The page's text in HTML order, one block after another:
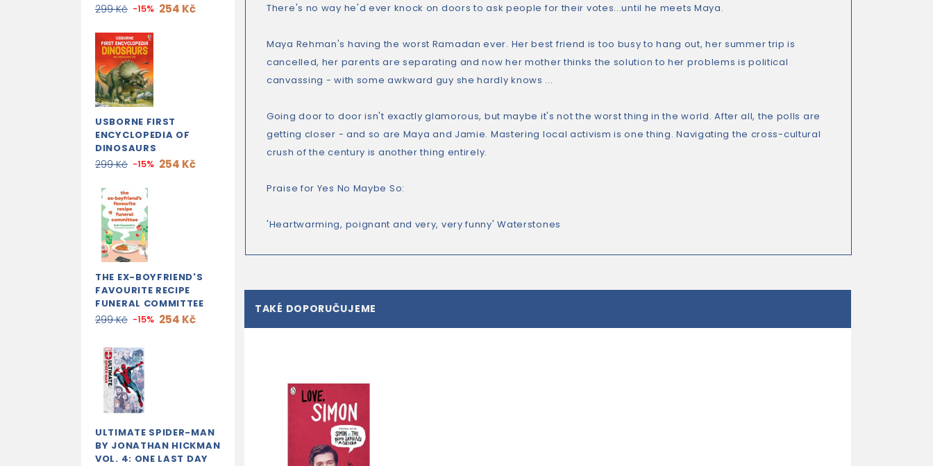
299 Kč -15% 254 Kč
USBORNE FIRST
ENCYCLOPEDIA OF
DINOSAURS
299 Kč -15% 254 Kč
THE EX-BOYFRIEND'S
FAVOURITE RECIPE
FUNERAL COMMITTEE
299 Kč -15% 254 Kč
ULTIMATE SPIDER-MAN
BY JONATHAN HICKMAN
VOL. 4: ONE LAST DAY
There's no way he'd ever knock on doors to ask people for their votes...until he meets Maya.
Maya Rehman's having the worst Ramadan ever. Her best friend is too busy to hang out, her summer trip is
cancelled, her parents are separating and now her mother thinks the solution to her problems is political
canvassing - with some awkward guy she hardly knows ...
Going door to door isn't exactly glamorous, but maybe it's not the worst thing in the world. After all, the polls are
getting closer - and so are Maya and Jamie. Mastering local activism is one thing. Navigating the cross-cultural
crush of the century is another thing entirely.
Praise for Yes No Maybe So:
'Heartwarming, poignant and very, very funny' Waterstones
TAKÉ DOPORUČUJEME